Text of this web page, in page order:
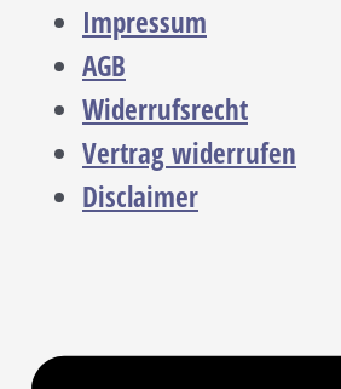
Impressum
AGB
Widerrufsrecht
Vertrag widerrufen
Disclaimer